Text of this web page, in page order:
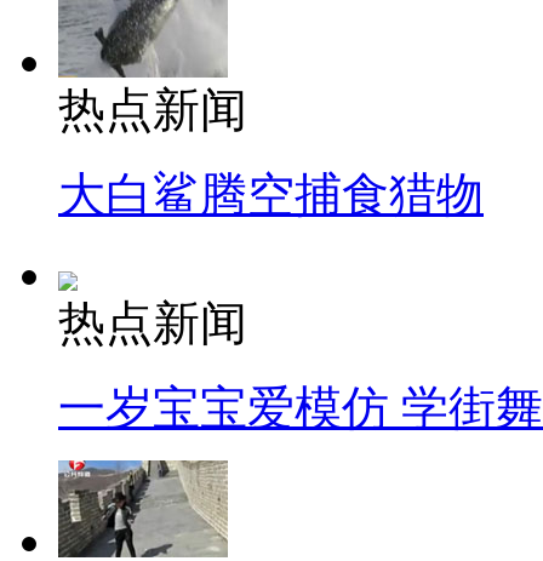
热点新闻
大白鲨腾空捕食猎物
热点新闻
一岁宝宝爱模仿 学街